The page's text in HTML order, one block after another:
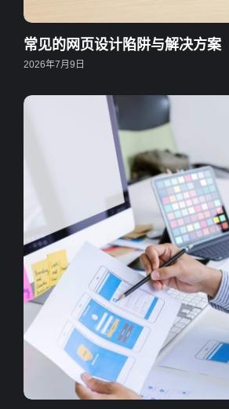
常见的网页设计陷阱与解决方案
2026年7月9日